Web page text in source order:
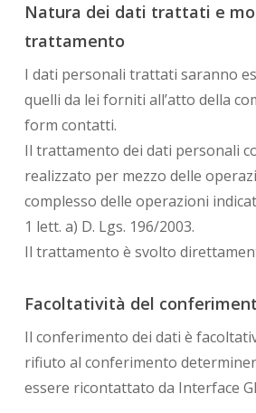
Natura dei dati trattati e
trattamento
I dati personali trattati saranno
quelli da lei forniti all’atto della
form contatti.
Il trattamento dei dati personali
realizzato per mezzo delle
complesso delle operazioni
1 lett. a) D. Lgs. 196/2003.
Il trattamento è svolto
Facoltatività del
Il conferimento dei dati è
rifiuto al conferimento
essere ricontattato da Interface